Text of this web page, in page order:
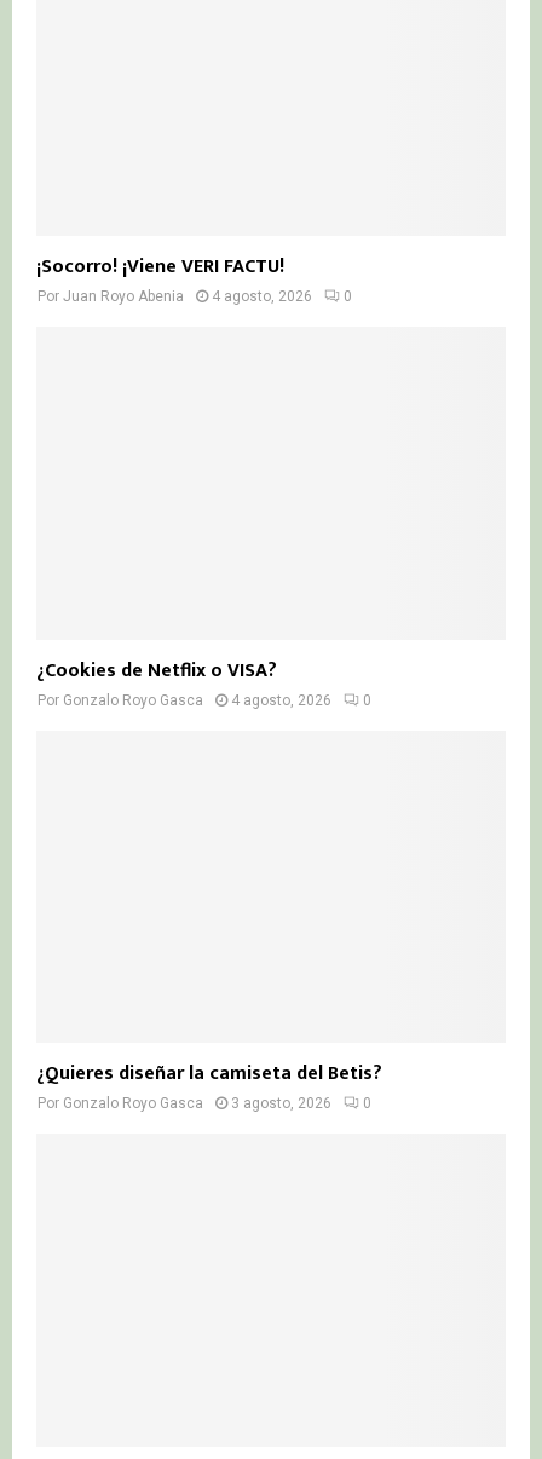
¡Socorro! ¡Viene VERI FACTU!
Por Juan Royo Abenia 4 agosto, 2026 0
¿Cookies de Netflix o VISA?
Por Gonzalo Royo Gasca 4 agosto, 2026 0
¿Quieres diseñar la camiseta del Betis?
Por Gonzalo Royo Gasca 3 agosto, 2026 0